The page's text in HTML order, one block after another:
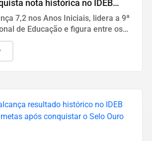
nota histórica no IDEB
7,2 nos Anos Iniciais, lidera a 9ª
de Educação e figura entre os
resultados da Paraíba.